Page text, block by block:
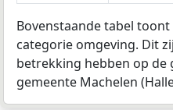
Bovenstaande tabel
categorie omgeving. Dit
betrekking hebben op de
gemeente Machelen